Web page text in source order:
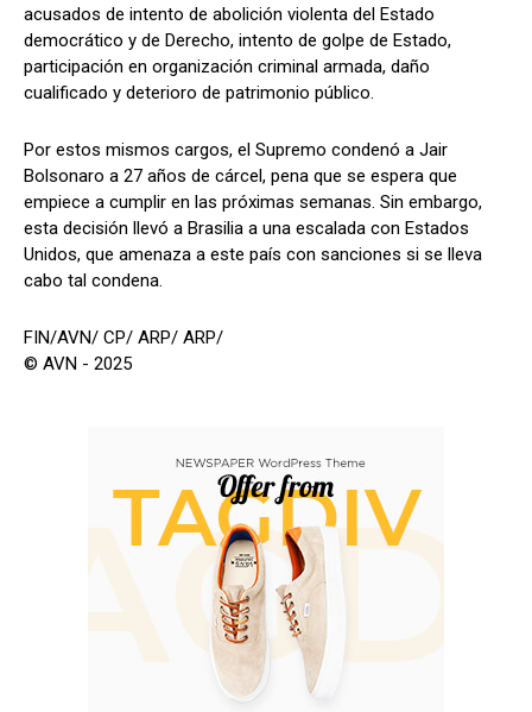
acusados de intento de abolición violenta del Estado
democrático y de Derecho, intento de golpe de Estado,
participación en organización criminal armada, daño
cualificado y deterioro de patrimonio público.
Por estos mismos cargos, el Supremo condenó a Jair
Bolsonaro a 27 años de cárcel, pena que se espera que
empiece a cumplir en las próximas semanas. Sin embargo,
esta decisión llevó a Brasilia a una escalada con Estados
Unidos, que amenaza a este país con sanciones si se lleva
cabo tal condena.
FIN/AVN/ CP/ ARP/ ARP/
© AVN - 2025